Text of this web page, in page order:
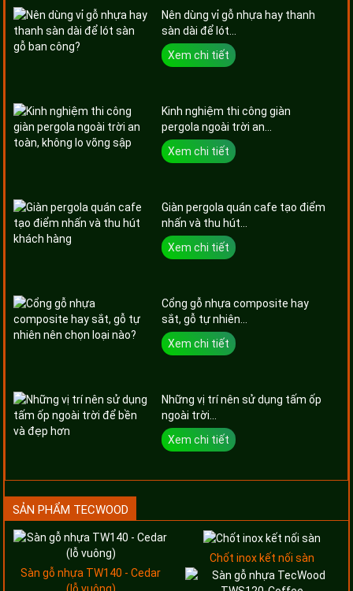
Nên dùng vỉ gỗ nhựa hay thanh
sàn dài để lót...
Xem chi tiết
Kinh nghiệm thi công giàn
pergola ngoài trời an...
Xem chi tiết
Giàn pergola quán cafe tạo điểm
nhấn và thu hút...
Xem chi tiết
Cổng gỗ nhựa composite hay
sắt, gỗ tự nhiên...
Xem chi tiết
Những vị trí nên sử dụng tấm ốp
ngoài trời...
Xem chi tiết
SẢN PHẨM TECWOOD
Sàn gỗ nhựa TW140 - Cedar
(lỗ vuông)
Chốt inox kết nối sàn